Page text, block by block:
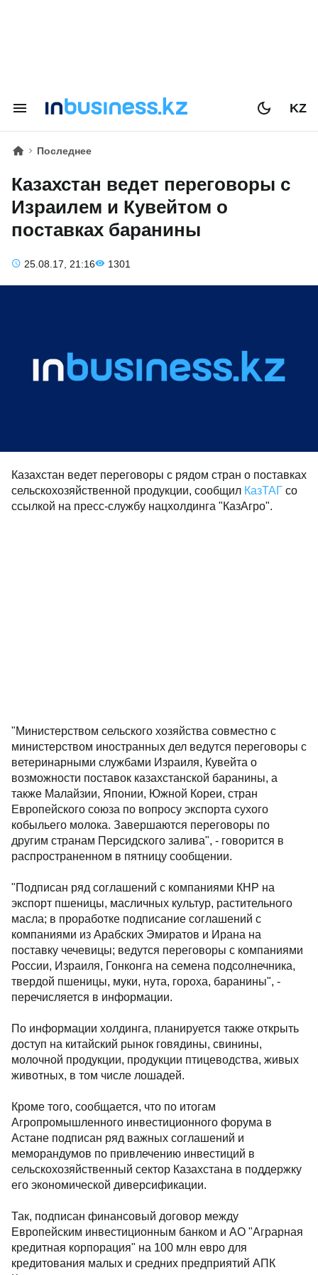
KZ
Последнее
Казахстан ведет переговоры с
Израилем и Кувейтом о
поставках баранины
25.08.17, 21:16 1301
Казахстан ведет переговоры с рядом стран о поставках
сельскохозяйственной продукции, сообщил КазТАГ со
ссылкой на пресс-службу нацхолдинга "КазАгро".
"Министерством сельского хозяйства совместно с
министерством иностранных дел ведутся переговоры с
ветеринарными службами Израиля, Кувейта о
возможности поставок казахстанской баранины, а
также Малайзии, Японии, Южной Кореи, стран
Европейского союза по вопросу экспорта сухого
кобыльего молока. Завершаются переговоры по
другим странам Персидского залива", - говорится в
распространенном в пятницу сообщении.
"Подписан ряд соглашений с компаниями КНР на
экспорт пшеницы, масличных культур, растительного
масла; в проработке подписание соглашений с
компаниями из Арабских Эмиратов и Ирана на
поставку чечевицы; ведутся переговоры с компаниями
России, Израиля, Гонконга на семена подсолнечника,
твердой пшеницы, муки, нута, гороха, баранины", -
перечисляется в информации.
По информации холдинга, планируется также открыть
доступ на китайский рынок говядины, свинины,
молочной продукции, продукции птицеводства, живых
животных, в том числе лошадей.
Кроме того, сообщается, что по итогам
Агропромышленного инвестиционного форума в
Астане подписан ряд важных соглашений и
меморандумов по привлечению инвестиций в
сельскохозяйственный сектор Казахстана в поддержку
его экономической диверсификации.
Так, подписан финансовый договор между
Европейским инвестиционным банком и АО "Аграрная
кредитная корпорация" на 100 млн евро для
кредитования малых и средних предприятий АПК